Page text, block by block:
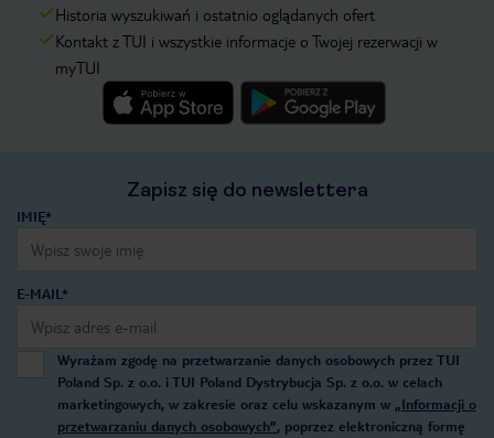
Historia wyszukiwań i ostatnio oglądanych ofert
Kontakt z TUI i wszystkie informacje o Twojej rezerwacji w
myTUI
Zapisz się do newslettera
IMIĘ*
E-MAIL*
Wyrażam zgodę na przetwarzanie danych osobowych przez TUI
Poland Sp. z o.o. i TUI Poland Dystrybucja Sp. z o.o. w celach
marketingowych, w zakresie oraz celu wskazanym w „Informacji o
przetwarzaniu danych osobowych”, poprzez elektroniczną formę